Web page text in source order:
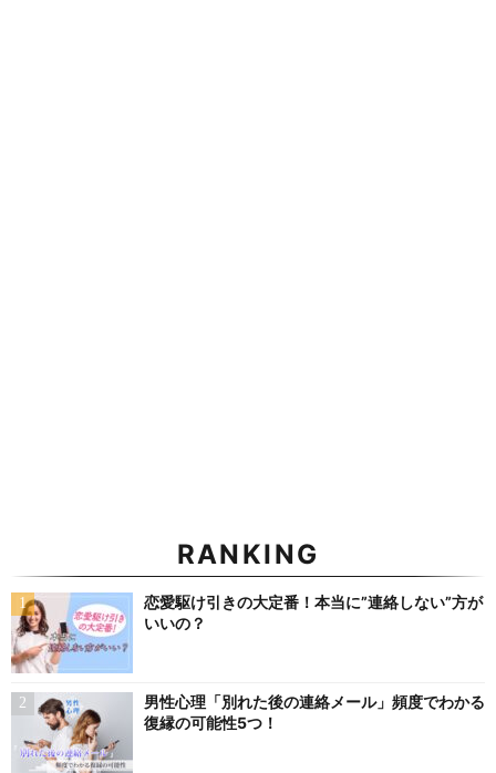
RANKING
恋愛駆け引きの大定番！本当に”連絡しない”方が
いいの？
男性心理「別れた後の連絡メール」頻度でわかる
復縁の可能性5つ！